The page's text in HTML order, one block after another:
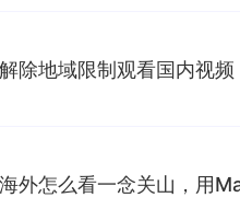
解除地域限制观看国内视
海外怎么看一念关山，用